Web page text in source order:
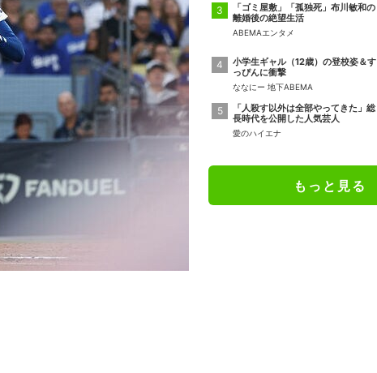
「ゴミ屋敷」「孤独死」布川敏和の
離婚後の絶望生活
ABEMAエンタメ
小学生ギャル（12歳）の登校姿＆す
っぴんに衝撃
ななにー 地下ABEMA
「人殺す以外は全部やってきた」総
長時代を公開した人気芸人
愛のハイエナ
もっと見る